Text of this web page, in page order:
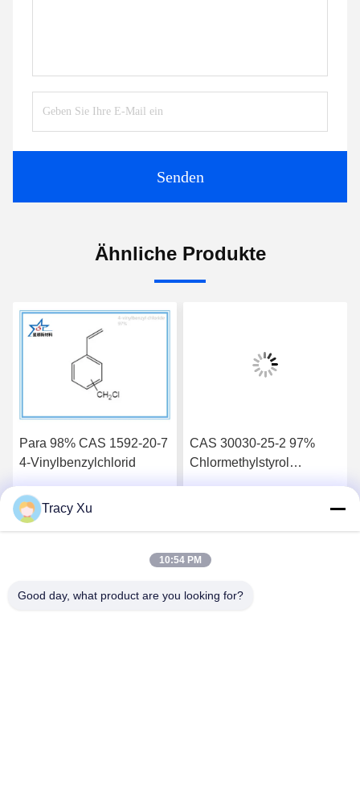
Senden
Ähnliche Produkte
Para 98% CAS 1592-20-7
4-Vinylbenzylchlorid
Wir Reden Jetzt.
CAS 30030-25-2 97%
Chlormethylstyrol
Tracy Xu
10:54 PM
Good day, what product are you looking for?